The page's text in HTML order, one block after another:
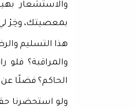
والاستشعار
بمعصيتك، وخِرْ
هذا التسليم
والمراقبة؟
الحاكم؟ فضلًا عن
ولو استحضرنا